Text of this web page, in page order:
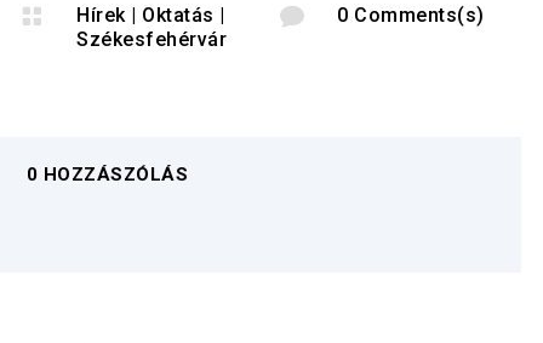
 Hírek| Oktatás
Székesfehérvár
 0 Comments(s)
0 HOZZÁSZÓLÁS